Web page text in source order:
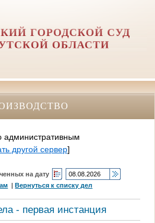
ГОРОДСКОЙ СУД
ОБЛАСТИ
административным
другой сервер]
на дату
|Вернуться к списку дел
- первая инстанция